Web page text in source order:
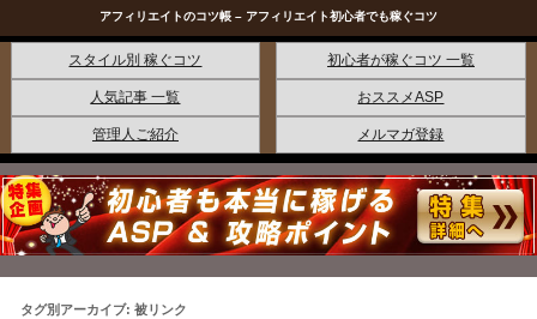
アフィリエイトのコツ帳 – アフィリエイト初心者でも稼ぐコツ
コンテンツへ移動
スタイル別 稼ぐコツ 初心者が稼ぐコツ 一覧
人気記事 一覧 おススメASP
管理人ご紹介 メルマガ登録
タグ別アーカイブ: 被リンク